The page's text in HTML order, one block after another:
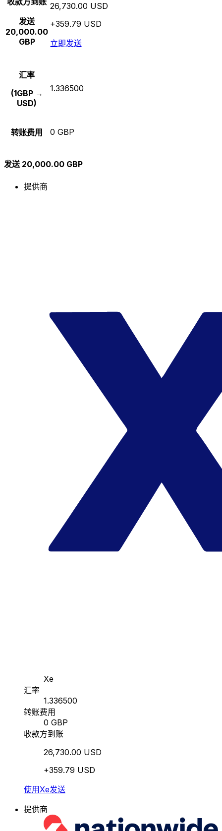
发送
20,000.00
GBP
26,730.00 USD
+359.79 USD
立即发送
汇率
(1GBP →
USD)
1.336500
转账费用 0 GBP
发送 20,000.00 GBP
提供商
Xe
汇率
1.336500
转账费用
0 GBP
收款方到账
26,730.00 USD
+359.79 USD
使用Xe发送
提供商